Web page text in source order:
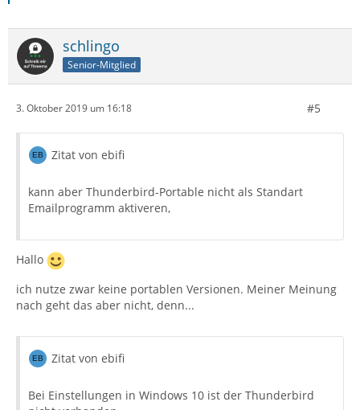
schlingo
Senior-Mitglied
3. Oktober 2019 um 16:18 #5
Zitat von ebifi
kann aber Thunderbird-Portable nicht als Standart
Emailprogramm aktiveren,
Hallo
ich nutze zwar keine portablen Versionen. Meiner Meinung
nach geht das aber nicht, denn...
Zitat von ebifi
Bei Einstellungen in Windows 10 ist der Thunderbird